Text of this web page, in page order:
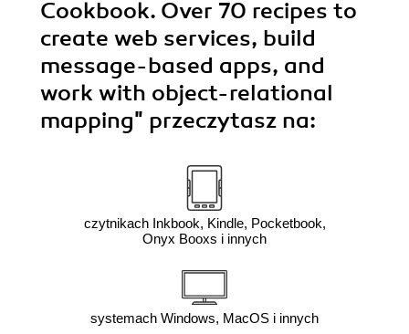
Cookbook. Over 70 recipes to
create web services, build
message-based apps, and
work with object-relational
mapping" przeczytasz na:
czytnikach Inkbook, Kindle, Pocketbook,
Onyx Booxs i innych
systemach Windows, MacOS i innych